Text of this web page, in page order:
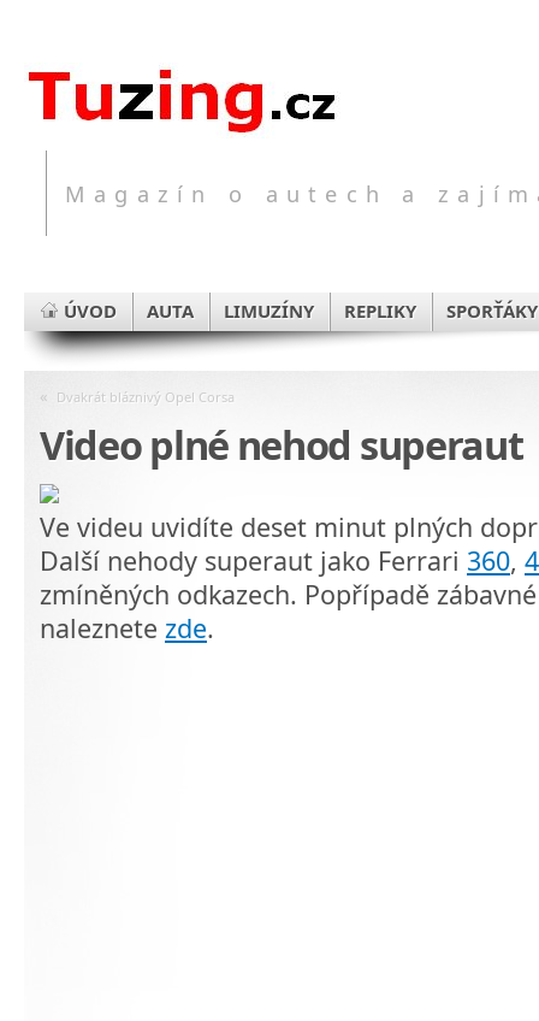
Magazín o autech a
ÚVOD AUTA LIMUZÍNY REPLIKY SPORŤÁKY
« Dvakrát bláznivý Opel Corsa
Video plné nehod superaut
Ve videu uvidíte deset minut plných
Další nehody superaut jako Ferrari 360,
zmíněných odkazech. Popřípadě
naleznete zde.